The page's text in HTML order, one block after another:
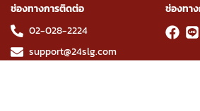
ช่องทางการติดต่อ
02-028-2224
support@24slg.com
ช่องทา